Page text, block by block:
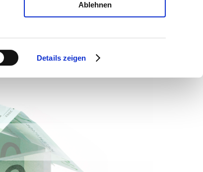
Details zeigen
Ablehnen